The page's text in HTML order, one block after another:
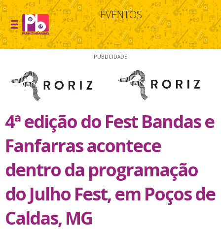
EVENTOS
PUBLICIDADE
4ª edição do Fest Bandas e
Fanfarras acontece
dentro da programação
do Julho Fest, em Poços de
Caldas, MG